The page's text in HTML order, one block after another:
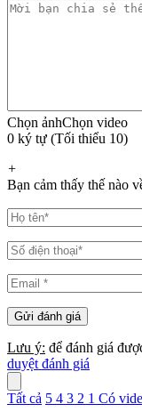
Chọn ảnhChọn video
0 ký tự (Tối thiểu 10)
+
Bạn cảm thấy thế nào
Lưu ý: để đánh giá
duyệt đánh giá
Tất cả 5 4 3 2 1 Có